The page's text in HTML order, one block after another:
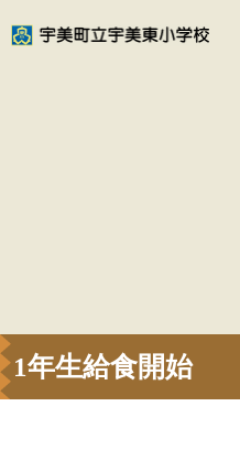
1年生給食開始